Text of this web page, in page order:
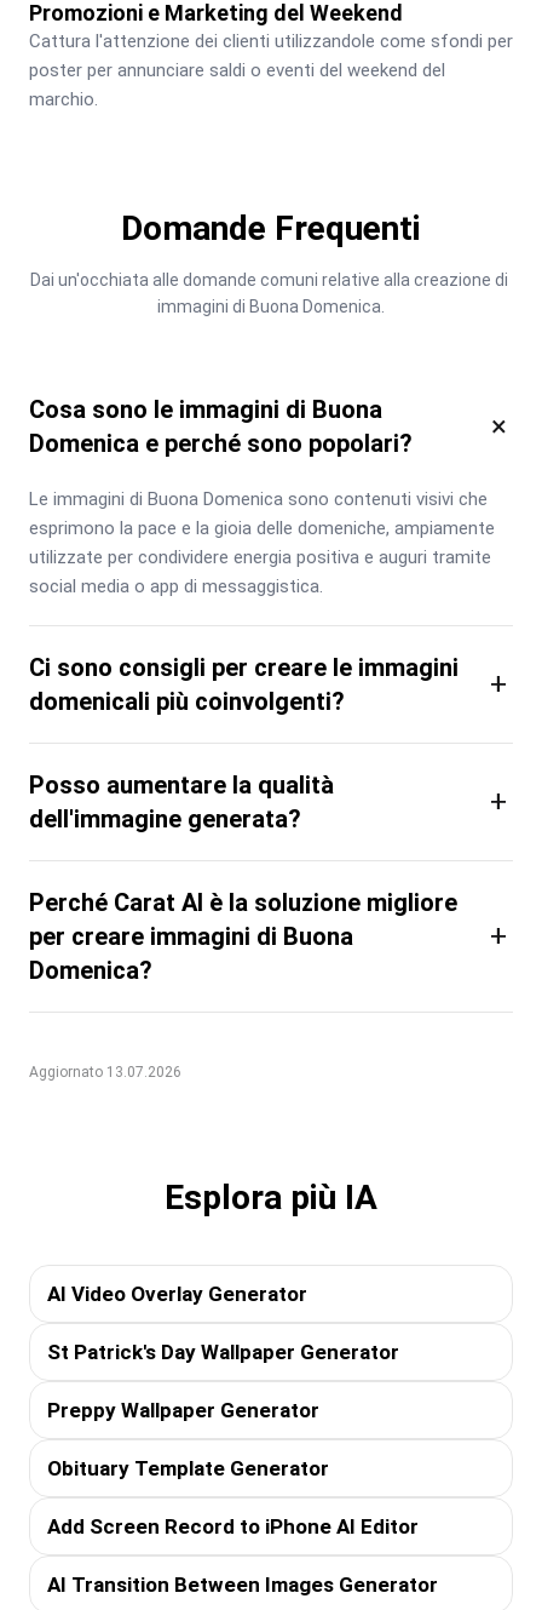
Promozioni e Marketing del Weekend
Cattura l'attenzione dei clienti utilizzandole come sfondi per
poster per annunciare saldi o eventi del weekend del
marchio.
Domande Frequenti
Dai un'occhiata alle domande comuni relative alla creazione di
immagini di Buona Domenica.
Cosa sono le immagini di Buona
Domenica e perché sono popolari?
×
Le immagini di Buona Domenica sono contenuti visivi che
esprimono la pace e la gioia delle domeniche, ampiamente
utilizzate per condividere energia positiva e auguri tramite
social media o app di messaggistica.
Ci sono consigli per creare le immagini
domenicali più coinvolgenti?
+
Posso aumentare la qualità
dell'immagine generata?
+
Perché Carat AI è la soluzione migliore
per creare immagini di Buona
Domenica?
+
Aggiornato 13.07.2026
Esplora più IA
AI Video Overlay Generator
St Patrick's Day Wallpaper Generator
Preppy Wallpaper Generator
Obituary Template Generator
Add Screen Record to iPhone AI Editor
AI Transition Between Images Generator